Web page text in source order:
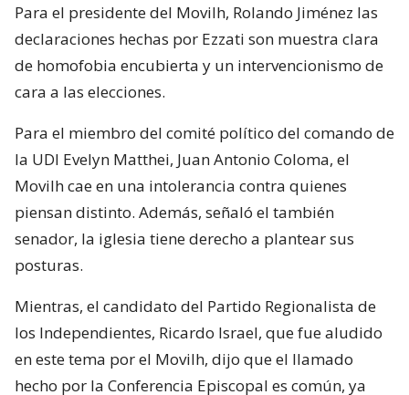
Para el presidente del Movilh, Rolando Jiménez las
declaraciones hechas por Ezzati son muestra clara
de homofobia encubierta y un intervencionismo de
cara a las elecciones.
Para el miembro del comité político del comando de
la UDI Evelyn Matthei, Juan Antonio Coloma, el
Movilh cae en una intolerancia contra quienes
piensan distinto. Además, señaló el también
senador, la iglesia tiene derecho a plantear sus
posturas.
Mientras, el candidato del Partido Regionalista de
los Independientes, Ricardo Israel, que fue aludido
en este tema por el Movilh, dijo que el llamado
hecho por la Conferencia Episcopal es común, ya